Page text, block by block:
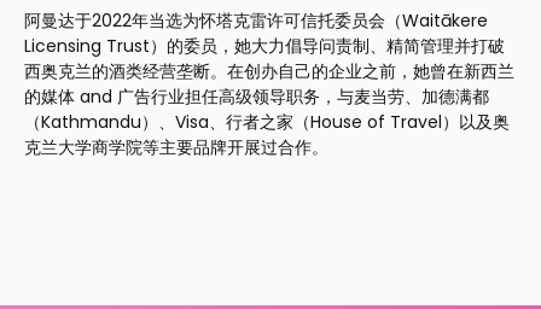
阿曼达于2022年当选为怀塔克雷许可信托委员会（Waitākere
Licensing Trust）的委员，她大力倡导问责制、精简管理并打破
西奥克兰的酒类经营垄断。在创办自己的企业之前，她曾在新西兰
的媒体 and 广告行业担任高级领导职务，与麦当劳、加德满都
（Kathmandu）、Visa、行者之家（House of Travel）以及奥
克兰大学商学院等主要品牌开展过合作。